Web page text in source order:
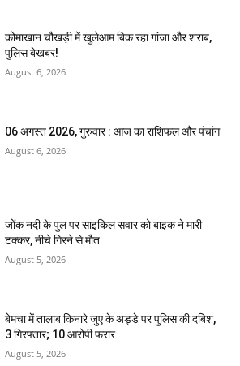
कोमाखान चौखड़ी में खुलेआम बिक रहा गांजा और शराब,
पुलिस बेखबर!
August 6, 2026
06 अगस्त 2026, गुरुवार : आज का राशिफल और पंचांग
August 6, 2026
जोंक नदी के पुल पर साइकिल सवार को बाइक ने मारी
टक्कर, नीचे गिरने से मौत
August 5, 2026
बेमचा में तालाब किनारे जुए के अड्डे पर पुलिस की दबिश,
3 गिरफ्तार; 10 आरोपी फरार
August 5, 2026